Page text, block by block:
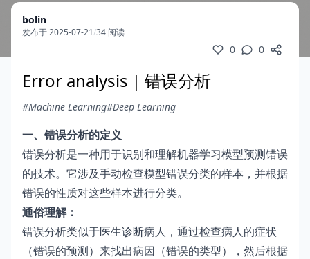
bolin
发布于 2025-07-21/34 阅读
0 0
Error analysis｜错误分析
#Machine Learning#Deep Learning
一、错误分析的定义
错误分析是一种用于识别和理解机器学习模型预测错误
的技术。它涉及手动检查模型错误分类的样本，并根据
错误的性质对这些样本进行分类。
通俗理解：
错误分析类似于医生诊断病人，通过检查病人的症状
（错误的预测）来找出病因（错误的类型），然后根据